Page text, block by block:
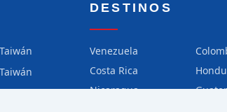
DESTINOS
Venezuela
Costa Rica
Nicaragua